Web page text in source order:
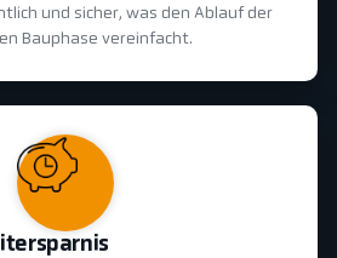
und sicher, was den Ablauf der
Bauphase vereinfacht.